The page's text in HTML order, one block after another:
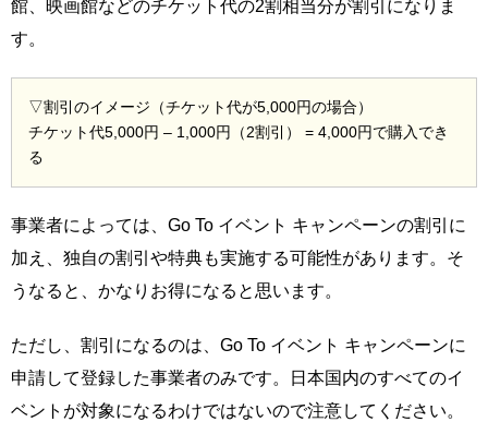
館、映画館などのチケット代の2割相当分が割引になりま
す。
▽割引のイメージ（チケット代が5,000円の場合）
チケット代5,000円 – 1,000円（2割引） = 4,000円で購入でき
る
事業者によっては、Go To イベント キャンペーンの割引に
加え、独自の割引や特典も実施する可能性があります。そ
うなると、かなりお得になると思います。
ただし、割引になるのは、Go To イベント キャンペーンに
申請して登録した事業者のみです。日本国内のすべてのイ
ベントが対象になるわけではないので注意してください。